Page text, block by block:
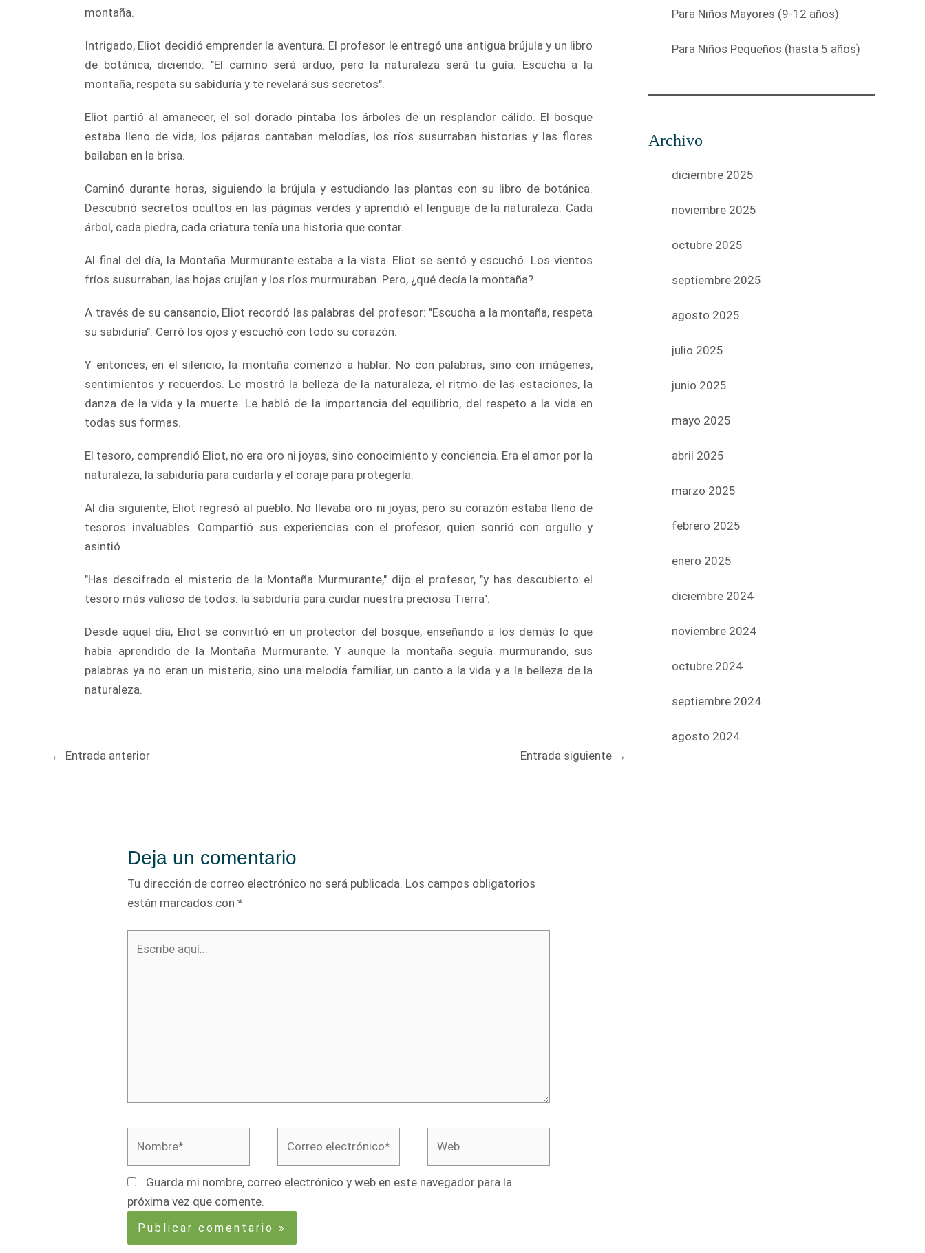
montaña.
Intrigado, Eliot decidió emprender la aventura. El profesor le entregó una antigua brújula y un libro
de botánica, diciendo: "El camino será arduo, pero la naturaleza será tu guía. Escucha a la
montaña, respeta su sabiduría y te revelará sus secretos".
Eliot partió al amanecer, el sol dorado pintaba los árboles de un resplandor cálido. El bosque
estaba lleno de vida, los pájaros cantaban melodías, los ríos susurraban historias y las flores
bailaban en la brisa.
Caminó durante horas, siguiendo la brújula y estudiando las plantas con su libro de botánica.
Descubrió secretos ocultos en las páginas verdes y aprendió el lenguaje de la naturaleza. Cada
árbol, cada piedra, cada criatura tenía una historia que contar.
Al final del día, la Montaña Murmurante estaba a la vista. Eliot se sentó y escuchó. Los vientos
fríos susurraban, las hojas crujían y los ríos murmuraban. Pero, ¿qué decía la montaña?
A través de su cansancio, Eliot recordó las palabras del profesor: "Escucha a la montaña, respeta
su sabiduría". Cerró los ojos y escuchó con todo su corazón.
Y entonces, en el silencio, la montaña comenzó a hablar. No con palabras, sino con imágenes,
sentimientos y recuerdos. Le mostró la belleza de la naturaleza, el ritmo de las estaciones, la
danza de la vida y la muerte. Le habló de la importancia del equilibrio, del respeto a la vida en
todas sus formas.
El tesoro, comprendió Eliot, no era oro ni joyas, sino conocimiento y conciencia. Era el amor por la
naturaleza, la sabiduría para cuidarla y el coraje para protegerla.
Al día siguiente, Eliot regresó al pueblo. No llevaba oro ni joyas, pero su corazón estaba lleno de
tesoros invaluables. Compartió sus experiencias con el profesor, quien sonrió con orgullo y
asintió.
"Has descifrado el misterio de la Montaña Murmurante," dijo el profesor, "y has descubierto el
tesoro más valioso de todos: la sabiduría para cuidar nuestra preciosa Tierra".
Desde aquel día, Eliot se convirtió en un protector del bosque, enseñando a los demás lo que
había aprendido de la Montaña Murmurante. Y aunque la montaña seguía murmurando, sus
palabras ya no eran un misterio, sino una melodía familiar, un canto a la vida y a la belleza de la
naturaleza.
Navegación
← Entrada anterior Entrada siguiente →
Deja un comentario
Tu dirección de correo electrónico no será publicada. Los campos obligatorios
están marcados con*
Guarda mi nombre, correo electrónico y web en este navegador para la
próxima vez que comente.
Para Niños Mayores (9-12 años)
Para Niños Pequeños (hasta 5 años)
Archivo
diciembre 2025
noviembre 2025
octubre 2025
septiembre 2025
agosto 2025
julio 2025
junio 2025
mayo 2025
abril 2025
marzo 2025
febrero 2025
enero 2025
diciembre 2024
noviembre 2024
octubre 2024
septiembre 2024
agosto 2024